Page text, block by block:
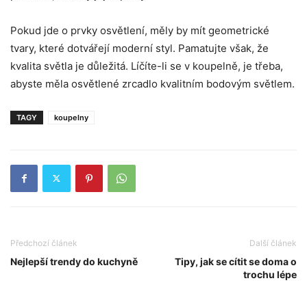
Pokud jde o prvky osvětlení, měly by mít geometrické
tvary, které dotvářejí moderní styl. Pamatujte však, že
kvalita světla je důležitá. Líčíte-li se v koupelně, je třeba,
abyste měla osvětlené zrcadlo kvalitním bodovým světlem.
TAGY koupelny
Předchozí článek
Nejlepší trendy do kuchyně
Další článek
Tipy, jak se cítit se doma o
trochu lépe